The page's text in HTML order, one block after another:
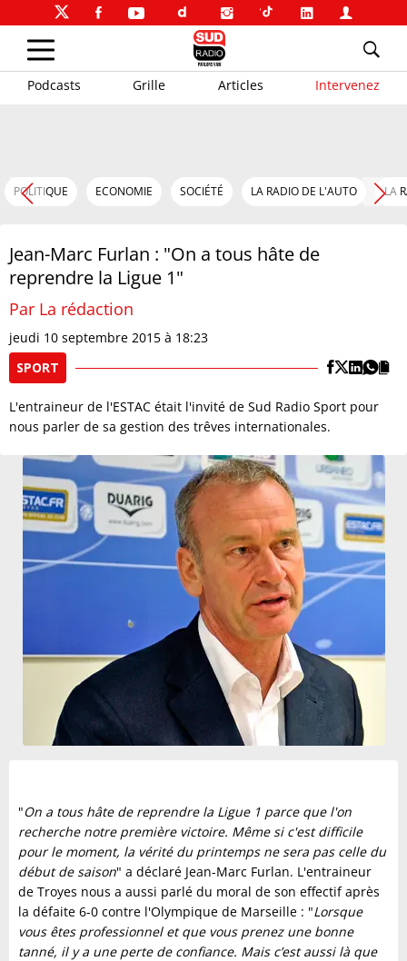
Podcasts Grille Articles Intervenez
POLITIQUE ECONOMIE SOCIÉTÉ LA RADIO DE L'AUTO LA
Jean-Marc Furlan : "On a tous hâte de
reprendre la Ligue 1"
Par La rédaction
jeudi 10 septembre 2015 à 18:23
SPORT
L'entraineur de l'ESTAC était l'invité de Sud Radio Sport pour
nous parler de sa gestion des trêves internationales.
"On a tous hâte de reprendre la Ligue 1 parce que l'on
recherche notre première victoire. Même si c'est difficile
pour le moment, la vérité du printemps ne sera pas celle du
début de saison" a déclaré Jean-Marc Furlan. L'entraineur
de Troyes nous a aussi parlé du moral de son effectif après
la défaite 6-0 contre l'Olympique de Marseille : "Lorsque
vous êtes professionnel et que vous prenez une bonne
tanné, il y a une perte de confiance. Mais c’est aussi là que